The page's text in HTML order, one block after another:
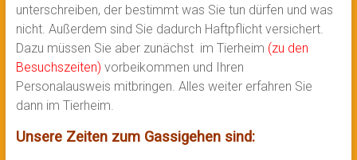
unterschreiben, der bestimmt was Sie tun dürfen und was
nicht. Außerdem sind Sie dadurch Haftpflicht versichert.
Dazu müssen Sie aber zunächst im Tierheim (zu den
Besuchszeiten) vorbeikommen und Ihren
Personalausweis mitbringen. Alles weiter erfahren Sie
dann im Tierheim.
Unsere Zeiten zum Gassigehen sind: